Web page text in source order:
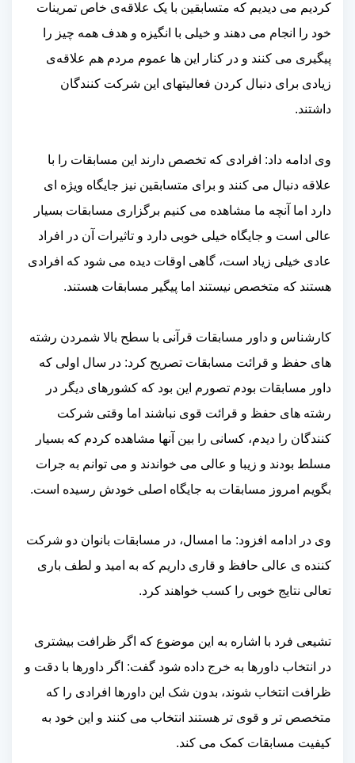
کردیم می دیدیم که متسابقین با یک علاقه‌ی خاص تمرینات
خود را انجام می دهند و خیلی با انگیزه و هدف همه چیز را
پیگیری می کنند و در کنار این ها عموم مردم هم علاقه‌ی
زیادی برای دنبال کردن فعالیتهای این شرکت کنندگان
داشتند.
وی ادامه داد: افرادی که تخصص دارند این مسابقات را با
علاقه دنبال می کنند و برای متسابقین نیز جایگاه ویژه ای
دارد اما آنچه ما مشاهده می کنیم برگزاری مسابقات بسیار
عالی است و جایگاه خیلی خوبی دارد و تاثیرات آن در افراد
عادی خیلی زیاد است، گاهی اوقات دیده می شود که افرادی
هستند که متخصص نیستند اما پیگیر مسابقات هستند.
کارشناس و داور مسابقات قرآنی با سطح بالا شمردن رشته
های حفظ و قرائت مسابقات تصریح کرد: در سال اولی که
داور مسابقات بودم تصورم این بود که کشورهای دیگر در
رشته های حفظ و قرائت قوی نباشند اما وقتی شرکت
کنندگان را دیدم، کسانی را بین آنها مشاهده کردم که بسیار
مسلط بودند و زیبا و عالی می خواندند و می توانم به جرات
بگویم امروز مسابقات به جایگاه اصلی خودش رسیده است.
وی در ادامه افزود: ما امسال، در مسابقات بانوان دو شرکت
کننده ی عالی حافظ و قاری داریم که به امید و لطف باری
تعالی نتایج خوبی را کسب خواهند کرد.
تشیعی فرد با اشاره به این موضوع که اگر ظرافت بیشتری
در انتخاب داورها به خرج داده شود گفت: اگر داورها با دقت و
ظرافت انتخاب شوند، بدون شک این داورها افرادی را که
متخصص تر و قوی تر هستند انتخاب می کنند و این خود به
کیفیت مسابقات کمک می کند‌.